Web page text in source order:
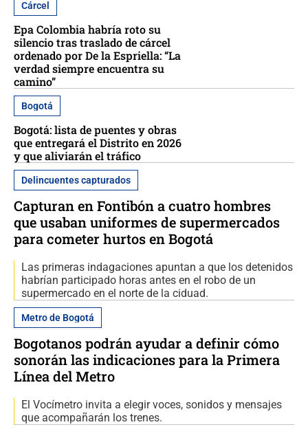
Cárcel
Epa Colombia habría roto su
silencio tras traslado de cárcel
ordenado por De la Espriella: “La
verdad siempre encuentra su
camino”
Bogotá
Bogotá: lista de puentes y obras
que entregará el Distrito en 2026
y que aliviarán el tráfico
Delincuentes capturados
Capturan en Fontibón a cuatro hombres
que usaban uniformes de supermercados
para cometer hurtos en Bogotá
Las primeras indagaciones apuntan a que los detenidos
habrían participado horas antes en el robo de un
supermercado en el norte de la ciduad.
Metro de Bogotá
Bogotanos podrán ayudar a definir cómo
sonorán las indicaciones para la Primera
Línea del Metro
El Vocímetro invita a elegir voces, sonidos y mensajes
que acompañarán los trenes.